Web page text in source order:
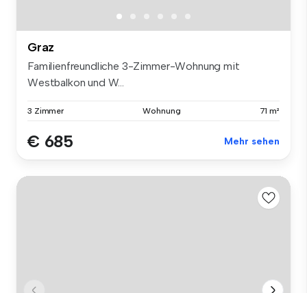
Graz
Familienfreundliche 3-Zimmer-Wohnung mit
Westbalkon und W...
3 Zimmer Wohnung 71 m²
€ 685 Mehr sehen